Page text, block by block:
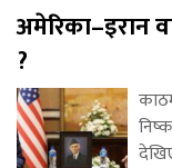
अमेरिका–इरान
?